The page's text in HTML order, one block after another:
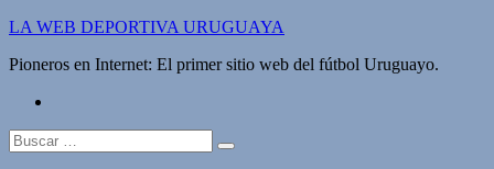
Saltar
contenido
LA WEB DEPORTIVA URUGUAYA
Pioneros en Internet: El primer sitio web del fútbol Uruguayo.
Buscar: